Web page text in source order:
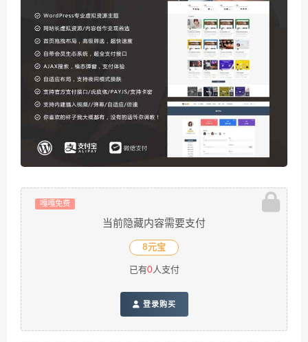
嘎嘎免费
当前隐藏内容需要支付
8元宝
已有0人支付
登录购买